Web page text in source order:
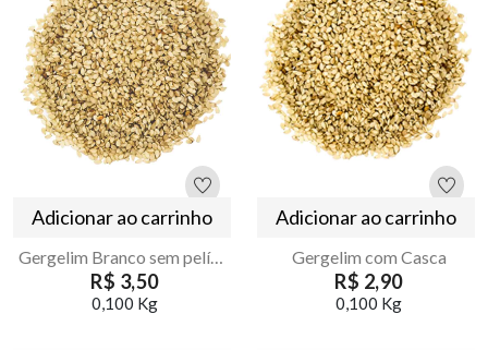
Adicionar ao carrinho
Gergelim Branco sem película
R$ 3,50
0,100 Kg
Adicionar ao carrinho
Gergelim com Casca
R$ 2,90
0,100 Kg